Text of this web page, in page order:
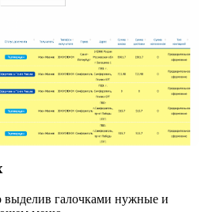
выделив галочками нужные и